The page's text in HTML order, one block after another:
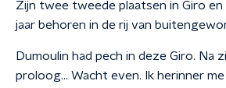
Zijn twee tweede plaatsen in Giro en
jaar behoren in de rij van
Dumoulin had pech in deze Giro. Na
proloog... Wacht even. Ik herinner